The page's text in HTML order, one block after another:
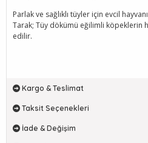
Parlak ve sağlıklı tüyler için evcil
Tarak; Tüy dökümü eğilimli köpeklerin
edilir.
Kargo & Teslimat
Taksit Seçenekleri
İade & Değişim